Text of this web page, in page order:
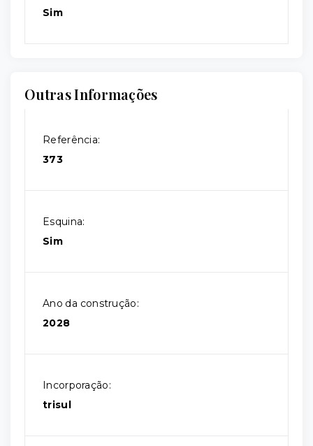
Sim
Outras Informações
Referência:
373
Esquina:
Sim
Ano da construção:
2028
Incorporação:
trisul